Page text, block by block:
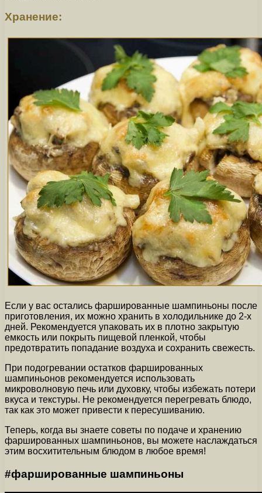
Хранение:
Если у вас остались фаршированные шампиньоны после
приготовления, их можно хранить в холодильнике до 2-х
дней. Рекомендуется упаковать их в плотно закрытую
емкость или покрыть пищевой пленкой, чтобы
предотвратить попадание воздуха и сохранить свежесть.
При подогревании остатков фаршированных
шампиньонов рекомендуется использовать
микроволновую печь или духовку, чтобы избежать потери
вкуса и текстуры. Не рекомендуется перегревать блюдо,
так как это может привести к пересушиванию.
Теперь, когда вы знаете советы по подаче и хранению
фаршированных шампиньонов, вы можете наслаждаться
этим восхитительным блюдом в любое время!
#фаршированные шампиньоны